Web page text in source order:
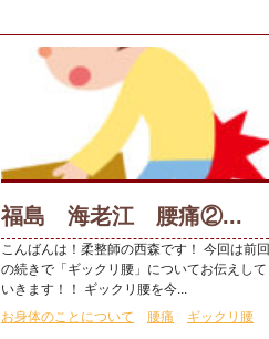
福島 海老江 腰痛②...
こんばんは！柔整師の西森です！ 今回は前回
の続きで「ギックリ腰」についてお伝えして
いきます！！ ギックリ腰を今...
お身体のことについて
腰痛
ギックリ腰